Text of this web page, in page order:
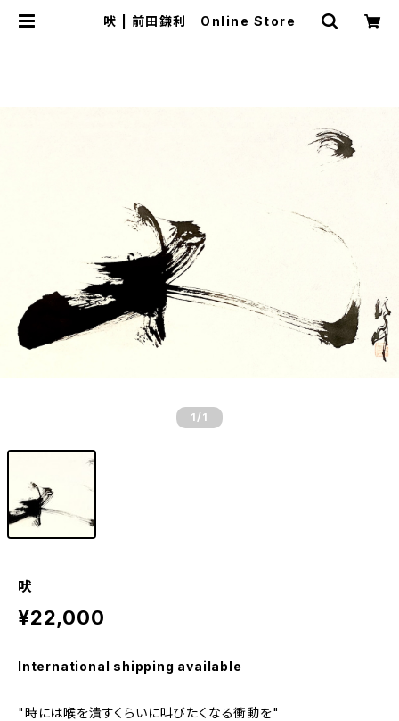
吠 | 前田鎌利 Online Store
1 /1
吠
¥22,000
International shipping available
"時には喉を潰すくらいに叫びたくなる衝動を"